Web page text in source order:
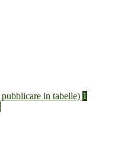
in tabelle) 1